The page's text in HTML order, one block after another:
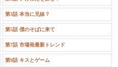
第3話 本当に兄妹？
第5話 僕のそばに来て
第7話 市場発最新トレンド
第9話 キスとゲーム